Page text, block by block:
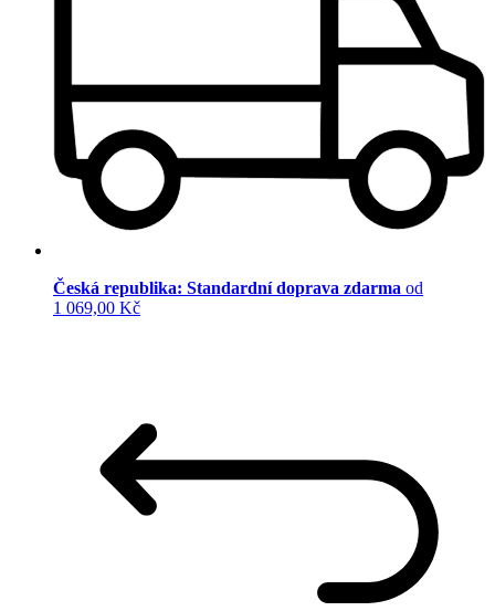
Česká republika: Standardní doprava zdarma od
1 069,00 Kč